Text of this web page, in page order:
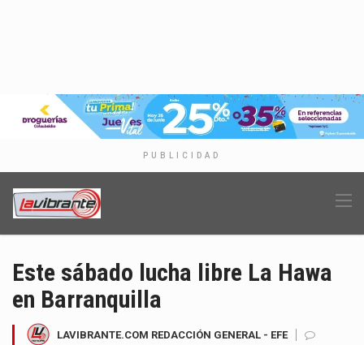
PUBLICIDAD
Este sábado lucha libre La Hawa
en Barranquilla
LAVIBRANTE.COM REDACCIÓN GENERAL - EFE